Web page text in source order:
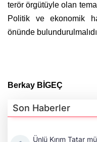
terör örgütüyle olan
Politik ve ekonomik
önünde
Berkay BİGEÇ
Son Haberler
Ünlü Kırım Tatar